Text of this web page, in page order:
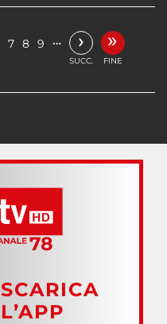
7 8 9 … ›
SUCC.
»
FINE
SCARICA
L’APP